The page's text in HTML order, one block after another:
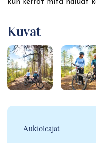
kun kerrot mitä haluat
Kuvat
Aukioloajat